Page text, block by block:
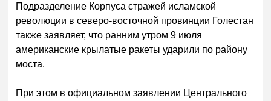
Подразделение Корпуса стражей исламской
революции в северо-восточной провинции Голестан
также заявляет, что ранним утром 9 июля
американские крылатые ракеты ударили по району
моста.
При этом в официальном заявлении Центрального